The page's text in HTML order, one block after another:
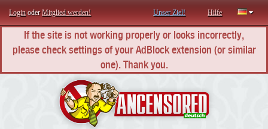
Login oderMitglied werden! Unser Ziel! Hilfe
If the site is not working properly or looks incorrectly,
please check settings of your AdBlock extension (or similar
one). Thank you.